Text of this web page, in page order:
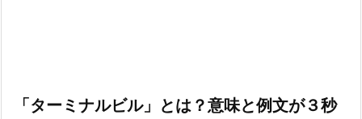
「ターミナルビル」とは？意味と例文が３秒